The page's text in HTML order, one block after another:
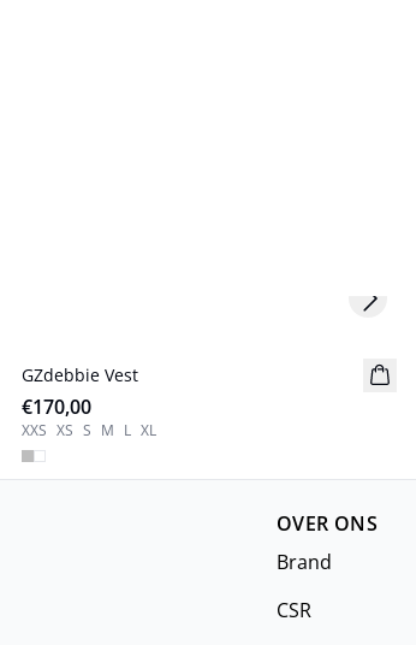
Nieuw
GZdebbie Vest
€170,00
XXS XS S M L XL
Next
OVER ONS
Brand
CSR